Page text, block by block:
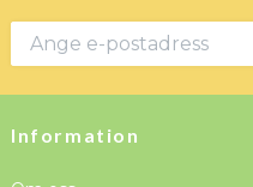
Information